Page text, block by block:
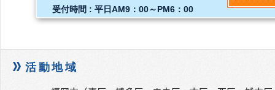
受付時間 : 平日AM9：00～PM6：00
活動地域